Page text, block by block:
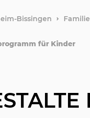
Bissingen
für Kinder